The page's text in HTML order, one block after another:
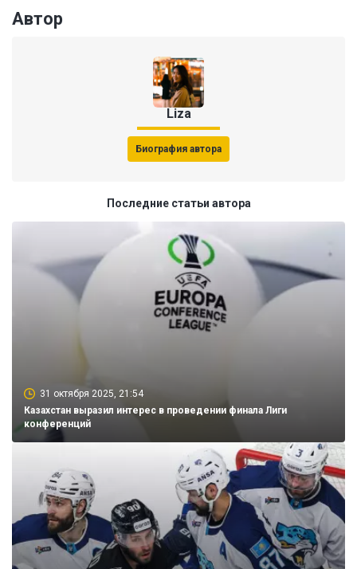
Автор
Liza
Биография автора
Последние статьи автора
31 октября 2025, 21:54
Казахстан выразил интерес в проведении финала Лиги
конференций